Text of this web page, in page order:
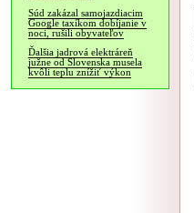
Súd zakázal samojazdiacim
Google taxíkom dobíjanie v
noci, rušili obyvateľov
Ďalšia jadrová elektráreň
južne od Slovenska musela
kvôli teplu znížiť výkon